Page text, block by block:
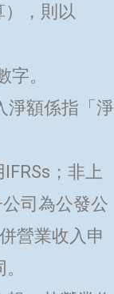
，則以
。
淨額係指「淨
；非上
司為公發公
營業收入申